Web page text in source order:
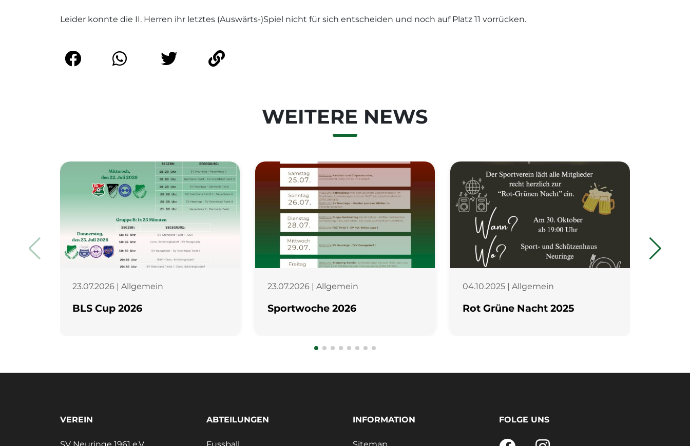
Leider konnte die II. Herren ihr letztes (Auswärts-)Spiel nicht für sich entscheiden und noch auf Platz 11 vorrücken.
WEITERE NEWS
23.07.2026 | Allgemein
BLS Cup 2026
23.07.2026 | Allgemein
Sportwoche 2026
04.10.2025 | Allgemein
Rot Grüne Nacht 2025
VEREIN ABTEILUNGEN INFORMATION FOLGE UNS